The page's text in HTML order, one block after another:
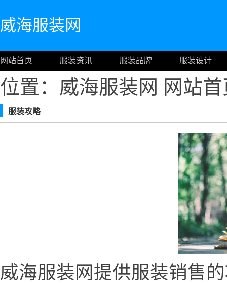
威海服装网
网站首页 服装资讯 服装品牌 服装设计
位置：威海服装网 网站
服装攻略
威海服装网提供服装销售